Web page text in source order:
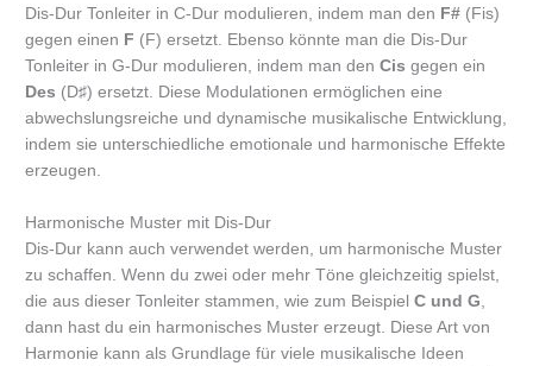
Dis-Dur Tonleiter in C-Dur modulieren, indem man den F# (Fis)
gegen einen F (F) ersetzt. Ebenso könnte man die Dis-Dur
Tonleiter in G-Dur modulieren, indem man denCis gegen ein
Des (D♯) ersetzt. Diese Modulationen ermöglichen eine
abwechslungsreiche und dynamische musikalische Entwicklung,
indem sie unterschiedliche emotionale und harmonische Effekte
erzeugen.
Harmonische Muster mit Dis-Dur
Dis-Dur kann auch verwendet werden, um harmonische Muster
zu schaffen. Wenn du zwei oder mehr Töne gleichzeitig spielst,
die aus dieser Tonleiter stammen, wie zum BeispielC und G
dann hast du ein harmonisches Muster erzeugt. Diese Art von
Harmonie kann als Grundlage für viele musikalische Ideen